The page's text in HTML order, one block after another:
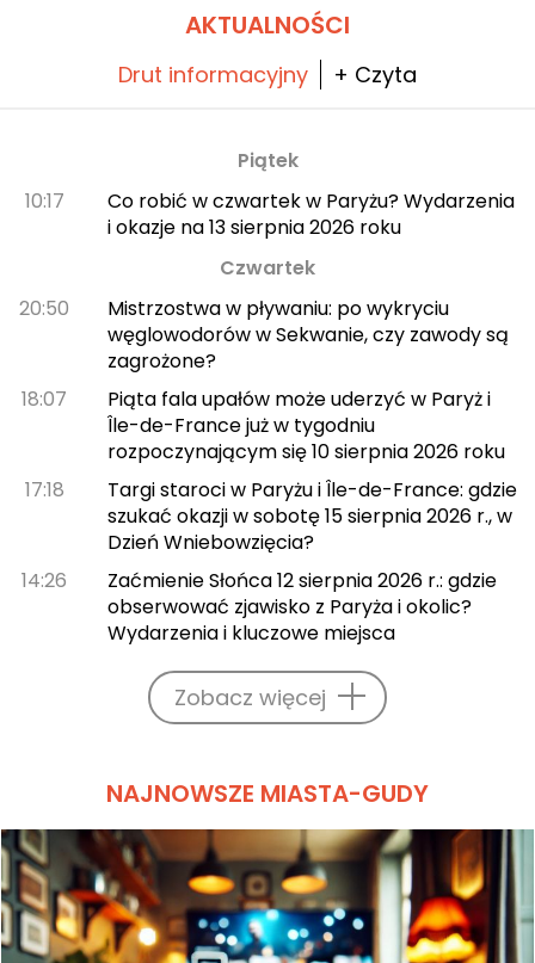
AKTUALNOŚCI
Drut informacyjny + Czyta
Piątek
10:17
Co robić w czwartek w Paryżu? Wydarzenia
i okazje na 13 sierpnia 2026 roku
Czwartek
20:50
Mistrzostwa w pływaniu: po wykryciu
węglowodorów w Sekwanie, czy zawody są
zagrożone?
18:07
Piąta fala upałów może uderzyć w Paryż i
Île-de-France już w tygodniu
rozpoczynającym się 10 sierpnia 2026 roku
17:18
Targi staroci w Paryżu i Île-de-France: gdzie
szukać okazji w sobotę 15 sierpnia 2026 r., w
Dzień Wniebowzięcia?
14:26
Zaćmienie Słońca 12 sierpnia 2026 r.: gdzie
obserwować zjawisko z Paryża i okolic?
Wydarzenia i kluczowe miejsca
Zobacz więcej
NAJNOWSZE MIASTA-GUDY